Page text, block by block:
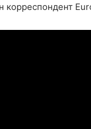
корреспондент